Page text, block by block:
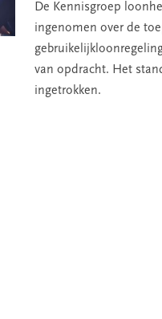
De Kennisgroep
ingenomen over de
van opdracht. Het
ingetrokken.